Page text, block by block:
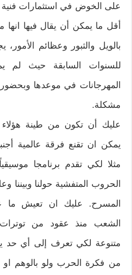
على الخوض في استثمارات
أقل ما يمكن أن يقال فيها
بالويل والثبور وعظائم
للسنوات السابقة حيث
المهرجانات في موعدها
مشكلة.
عليك أن تكون من طينة
يمكن ان تقنع فرقة عالمية
مثلا لكي تقدم برنامجا
الحروب المتفشية حولنا
المسرح. عليك ان تعيش ما
الشعب منذ عقود من
متنوعة لكي تعرف إلى أي حد
من فكرة الحرب ولو بالوهم او